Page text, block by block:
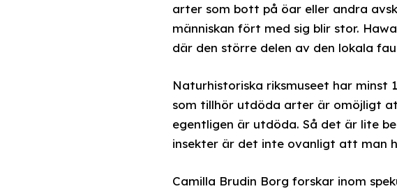
arter som bott på öar eller andra
människan fört med sig blir stor.
där den större delen av den lokala
Naturhistoriska riksmuseet har minst
som tillhör utdöda arter är omöjligt
egentligen är utdöda. Så det är lite
insekter är det inte ovanligt att man
Camilla Brudin Borg forskar inom